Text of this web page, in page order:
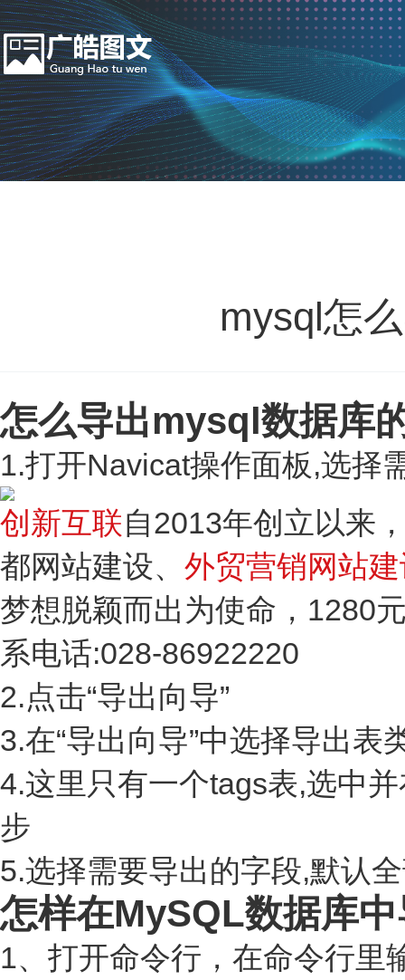
mysql怎
怎么导出mysql数据库
1.打开Navicat操作面板,选择
创新互联自2013年创立以来
都网站建设、 外贸营销网站
梦想脱颖而出为使命，1280
系电话:028-86922220
2.点击“导出向导”
3.在“导出向导”中选择导出
4.这里只有一个tags表,选中
步
5.选择需要导出的字段,默认
怎样在MySQL数据库
1、打开命令行，在命令行里